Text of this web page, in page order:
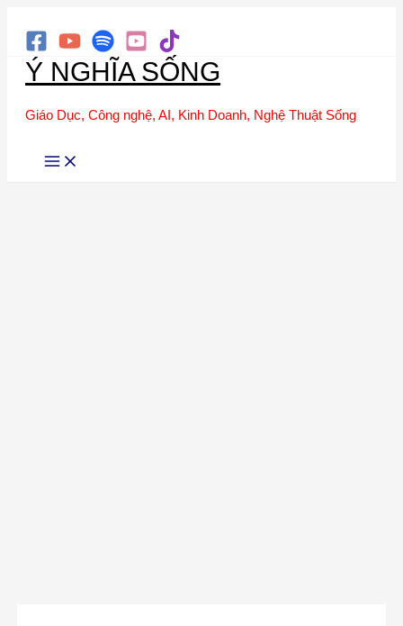
tới
nội
dung
kiếm
Ý NGHĨA SỐNG
Giáo Dục, Công nghệ, AI, Kinh Doanh, Nghệ Thuật Sống